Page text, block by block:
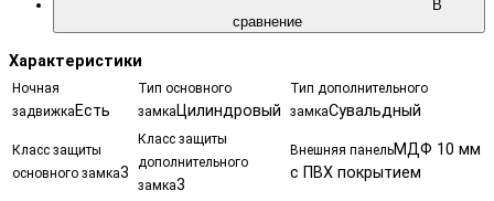
В
сравнение
Характеристики
Ночная
задвижка Есть
Тип основного
замка Цилиндровый
Тип дополнительного
замкаСувальдный
Класс защиты
основного замка3
Класс защиты
дополнительного
замка3
Внешняя панельМДФ 10 мм
с ПВХ покрытием